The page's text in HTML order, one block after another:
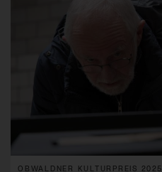
OBWALDNER KULTURPREIS 2025